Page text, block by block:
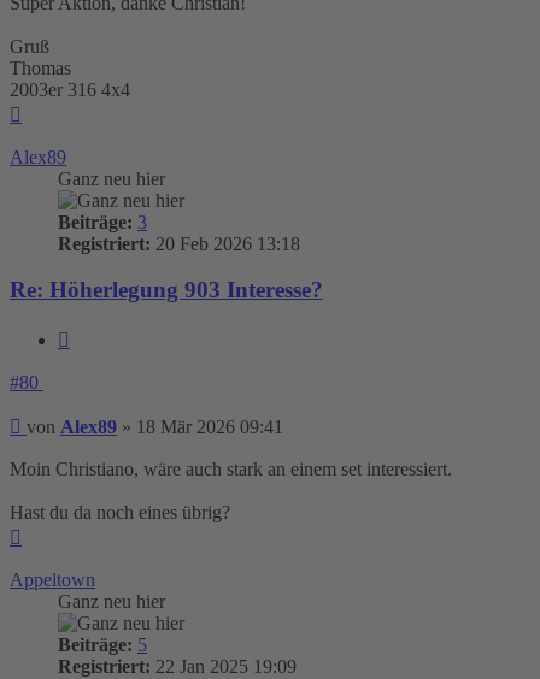
Gruß
Thomas
2003er 316 4x4
Alex89
Ganz neu hier
Beiträge: 3
Registriert: 20 Feb 2026 13:18
Re: Höherlegung 903 Interesse?
#80
Beitrag
von Alex89 » 18 Mär 2026 09:41
Moin Christiano, wäre auch stark an einem set interessiert.
Hast du da noch eines übrig?
Appeltown
Ganz neu hier
Beiträge: 5
Registriert: 22 Jan 2025 19:09